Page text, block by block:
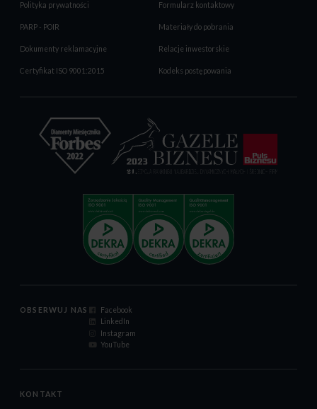
Polityka prywatności Formularz kontaktowy
PARP - POIR Materiały do pobrania
Dokumenty reklamacyjne Relacje inwestorskie
Certyfikat ISO 9001:2015 Kodeks postępowania
OBSERWUJ NAS
Facebook
LinkedIn
Instagram
YouTube
KONTAKT